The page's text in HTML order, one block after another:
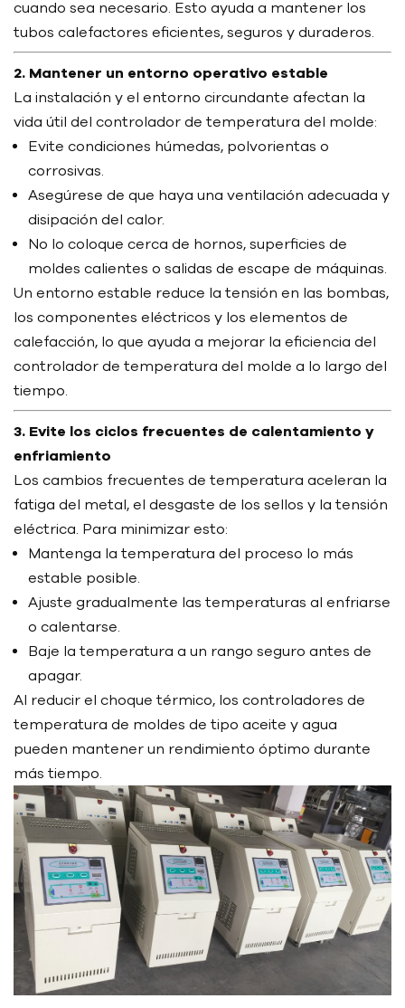
cuando sea necesario. Esto ayuda a mantener los
tubos calefactores eficientes, seguros y duraderos.
2. Mantener un entorno operativo estable
La instalación y el entorno circundante afectan la
vida útil del controlador de temperatura del molde:
Evite condiciones húmedas, polvorientas o
corrosivas.
Asegúrese de que haya una ventilación adecuada y
disipación del calor.
No lo coloque cerca de hornos, superficies de
moldes calientes o salidas de escape de máquinas.
Un entorno estable reduce la tensión en las bombas,
los componentes eléctricos y los elementos de
calefacción, lo que ayuda a mejorar la eficiencia del
controlador de temperatura del molde a lo largo del
tiempo.
3. Evite los ciclos frecuentes de calentamiento y
enfriamiento
Los cambios frecuentes de temperatura aceleran la
fatiga del metal, el desgaste de los sellos y la tensión
eléctrica. Para minimizar esto:
Mantenga la temperatura del proceso lo más
estable posible.
Ajuste gradualmente las temperaturas al enfriarse
o calentarse.
Baje la temperatura a un rango seguro antes de
apagar.
Al reducir el choque térmico, los controladores de
temperatura de moldes de tipo aceite y agua
pueden mantener un rendimiento óptimo durante
más tiempo.